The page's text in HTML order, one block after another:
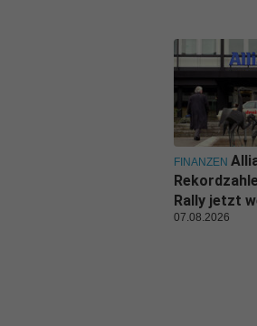
FINANZEN
Rally jetzt
07.08.2026